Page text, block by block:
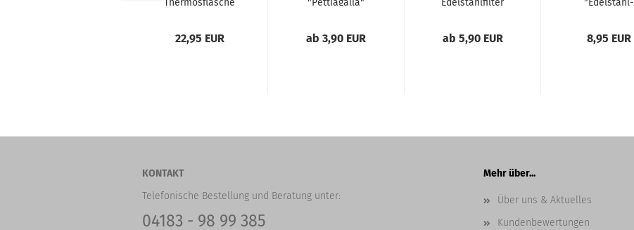
Thermosflasche
22,95 EUR
"Pettiagalla"
ab 3,90 EUR
Edelstahlfilter
ab 5,90 EUR
"Edelstahl-
8,95 EUR
KONTAKT
Telefonische Bestellung und Beratung unter:
04183 - 98 99 385
Mehr über...
Über uns & Aktuelles
Kundenbewertungen